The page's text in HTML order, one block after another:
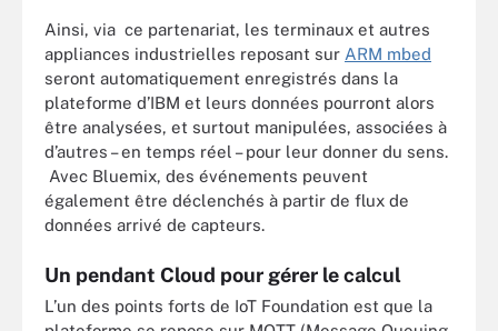
Ainsi, via ce partenariat, les terminaux et autres
appliances industrielles reposant sur ARM mbed
seront automatiquement enregistrés dans la
plateforme d’IBM et leurs données pourront alors
être analysées, et surtout manipulées, associées à
d’autres – en temps réel – pour leur donner du sens.
Avec Bluemix, des événements peuvent
également être déclenchés à partir de flux de
données arrivé de capteurs.
Un pendant Cloud pour gérer le calcul
L’un des points forts de IoT Foundation est que la